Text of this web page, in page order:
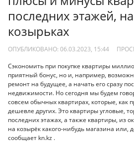
последних этажей,
козырьках
ОПУБЛИКОВАНО: 06.03.2023, 15:44
Сэкономить при покупке квартиры
приятный бонус, но и, например,
ремонт на будущее, а начать его сразу
недвижимости. Но сегодня мы будем
совсем обычных квартирах, которые, как
дешевле других. Это квартиры угловые,
последних этажах, а также квартиры, из
на козырёк какого-нибудь магазина или,
сообщает kn.kz .